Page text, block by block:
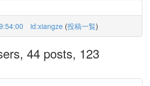
id:xiangze (投稿一覧)
44 posts, 123